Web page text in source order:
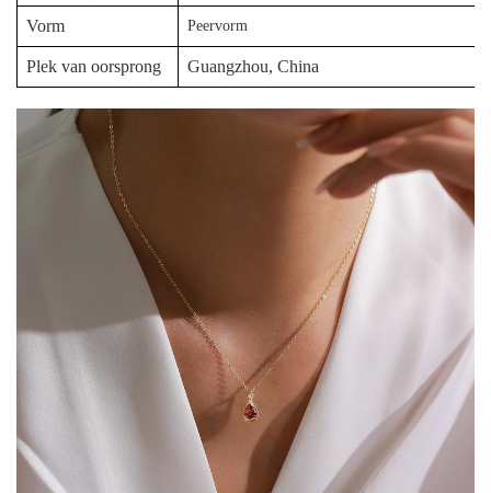
Vorm Peervorm
Plek van oorsprong Guangzhou, China